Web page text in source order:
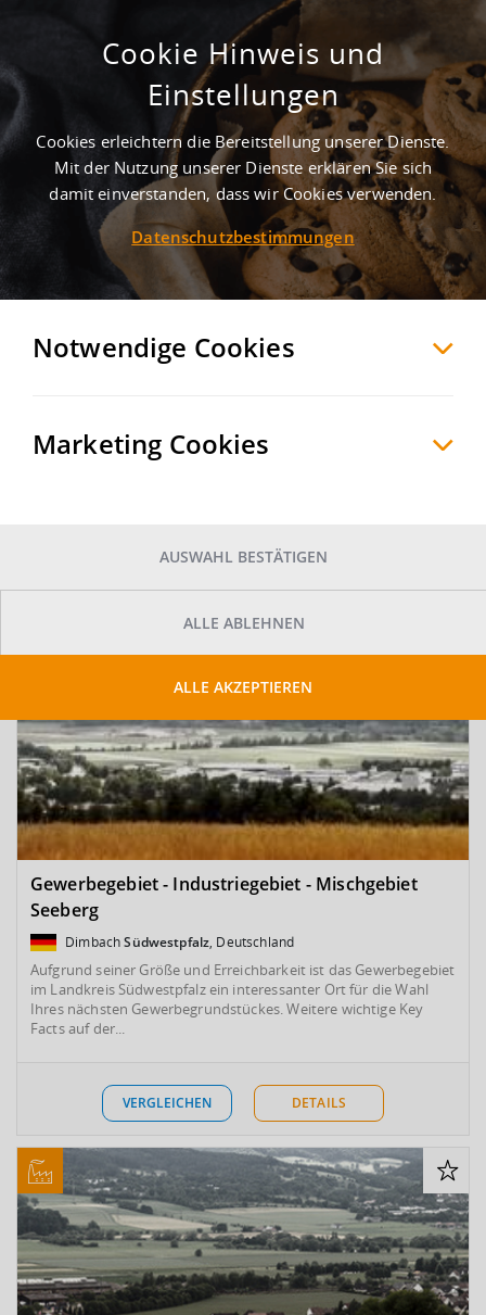
Treffer-Gewerbegebiete in Dimbach
Dimbach
Möchten Sie diese Suche als Suchauftrag
Objekte informiert werden?
Gewerbegebiet - Industriegebiet - Mischgebiet
Seeberg
DimbachSüdwestpfalz, Deutschland
Aufgrund seiner Größe und Erreichbarkeit ist das Gewerbegebiet
im Landkreis Südwestpfalz ein interessanter Ort für die Wahl
Ihres nächsten Gewerbegrundstückes. Weitere wichtige Key
Facts auf der...
VERGLEICHEN DETAILS
Cookie Hinweis und
Einstellungen
Cookies erleichtern die Bereitstellung unserer Dienste.
Mit der Nutzung unserer Dienste erklären Sie sich
damit einverstanden, dass wir Cookies verwenden.
Datenschutzbestimmungen
Notwendige Cookies
Marketing Cookies
AUSWAHL BESTÄTIGEN
ALLE ABLEHNEN
ALLE AKZEPTIEREN